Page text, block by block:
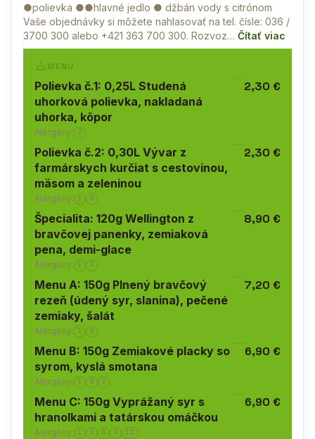
●polievka ●●hlavné jedlo ● džbán vody s citrónom
Vaše objednávky si môžete nahlasovať na tel. čísle: 036 /
3700 300 alebo +421 363 700 300. Rozvoz… Čítať viac
MENU
Polievka č.1: 0,25L Studená
uhorková polievka, nakladaná
uhorka, kôpor
2,30 €
Alergény: 7
Polievka č.2: 0,30L Vývar z
farmárskych kurčiat s cestovinou,
mäsom a zeleninou
2,30 €
Alergény: 1 9
Špecialita: 120g Wellington z
bravčovej panenky, zemiaková
pena, demi-glace
8,90 €
Alergény: 1 7
Menu A: 150g Plnený bravčový
rezeň (údený syr, slanina), pečené
zemiaky, šalát
7,20 €
Alergény: 1 3
Menu B: 150g Zemiakové placky so
syrom, kyslá smotana
6,90 €
Alergény: 1 3 7
Menu C: 150g Vyprážaný syr s
hranolkami a tatárskou omáčkou
6,90 €
Alergény: 1 3 6 7 11